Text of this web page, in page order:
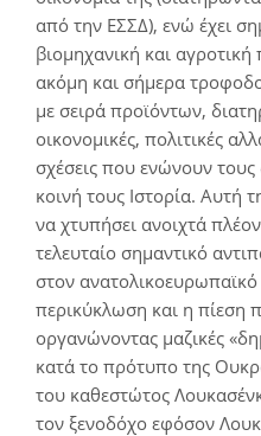
από την ΕΣΣΔ), ενώ έχει
βιομηχανική και
ακόμη και σήμερα
με σειρά προϊόντων,
οικονομικές, πολιτικές
σχέσεις που ενώνουν
κοινή τους Ιστορία. Αυτή
να χτυπήσει ανοιχτά
τελευταίο σημαντικό
στον
περικύκλωση και η πίεση
οργανώνοντας μαζικές
κατά το πρότυπο της
του καθεστώτος
τον ξενοδόχο εφόσον